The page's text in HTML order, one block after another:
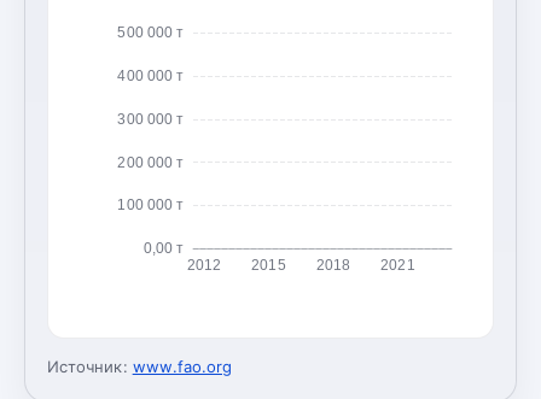
0,00 т
100 000 т
200 000 т
300 000 т
400 000 т
500 000 т
2012 2015 2018 2021
Источник: www.fao.org